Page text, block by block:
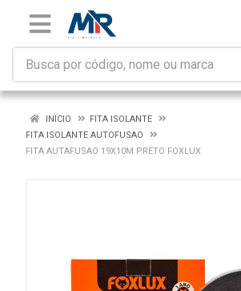
INÍCIO
FITA ISOLANTE
FITA ISOLANTE AUTOFUSAO
FITA AUTAFUSAO 19X10M PRETO FOXLUX